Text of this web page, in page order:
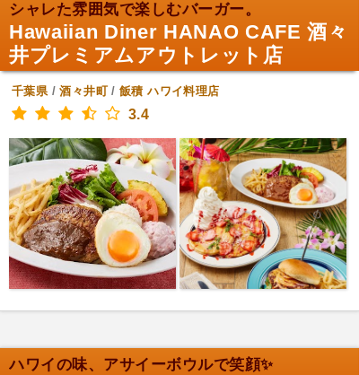
シャレた雰囲気で楽しむバーガー。
Hawaiian Diner HANAO CAFE 酒々
井プレミアムアウトレット店
千葉県/酒々井町/飯積 ハワイ料理店
3.4
ハワイの味、アサイーボウルで笑顔✨